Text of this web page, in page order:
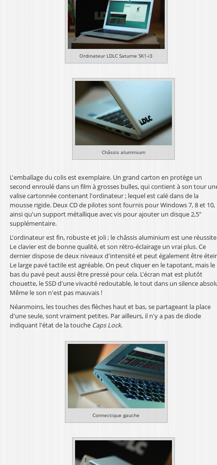
Ordinateur LDLC Saturne SK1-i3
Châssis aluminium
L'emballage du colis est exemplaire. Un grand carton en protège un
second enroulé dans un film à grosses bulles, qui contient à son tour
valise cartonnée contenant l'ordinateur ; lequel est calé dans de la
mousse rigide. Deux CD de pilotes sont fournis pour Windows 7, 8 et 10,
ainsi qu'un support métallique avec vis pour ajouter un disque 2,5"
supplémentaire.
L'ordinateur est fin, robuste et joli ; le châssis aluminium est une
Le clavier est de bonne qualité, et son rétro-éclairage un vrai plus. Ce
dernier dispose de deux niveaux d'intensité et peut également être
Le large pavé tactile est agréable. On peut cliquer en le tapotant, mais le
bas du pavé peut aussi être pressé pour cela. L'écran mat est plutôt
chouette, le SSD d'une vivacité redoutable, le tout dans un silence
Même le son n'est pas mauvais !
Néanmoins, les touches des flèches haut et bas, se partageant la place
d'une seule, sont vraiment petites. Par ailleurs, il n'y a pas de diode
indiquant l'état de la touche Caps Lock.
Connectique gauche